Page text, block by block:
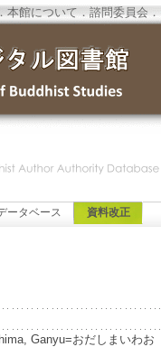
本館について ．諮問委員会 ．
ータベース 資料改正
Ganyu=おだしまいわお